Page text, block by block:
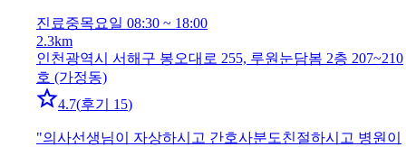
진료중목요일 08:30 ~ 18:00
2.3km
인천광역시 서해구 봉오대로 255, 루원눈담봄 2층 207~210
호 (가정동)
4.7(후기 15)
"의사선생님이 자상하시고 간호사분도친절하시고 병원이